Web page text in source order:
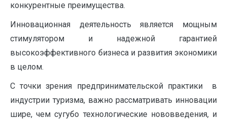
конкурентные преимущества.
Инновационная деятельность является мощным
стимулятором и надежной гарантией
высокоэффективного бизнеса и развития экономики
в целом.
С точки зрения предпринимательской практики в
индустрии туризма, важно рассматривать инновации
шире, чем сугубо технологические нововведения, и